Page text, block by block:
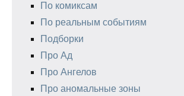
По комиксам
По реальным событиям
Подборки
Про Ад
Про Ангелов
Про аномальные зоны